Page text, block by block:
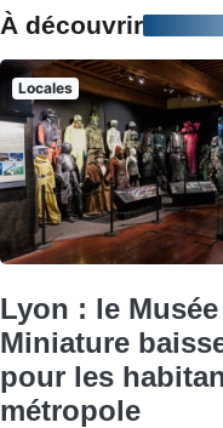
À découvrir
Locales
Lyon : le
Miniature
pour les
métropole